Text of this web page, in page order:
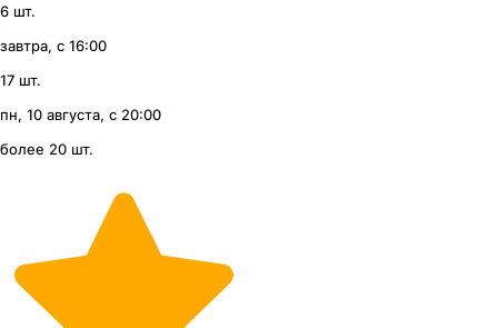
6 шт.
завтра, с 16:00
17 шт.
пн, 10 августа, с 20:00
более 20 шт.